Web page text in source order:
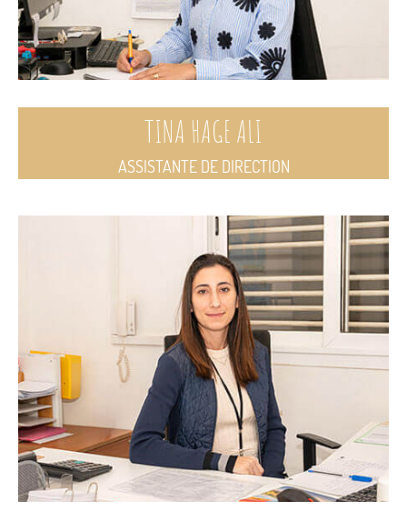
TINA HAGE ALI
ASSISTANTE DE DIRECTION